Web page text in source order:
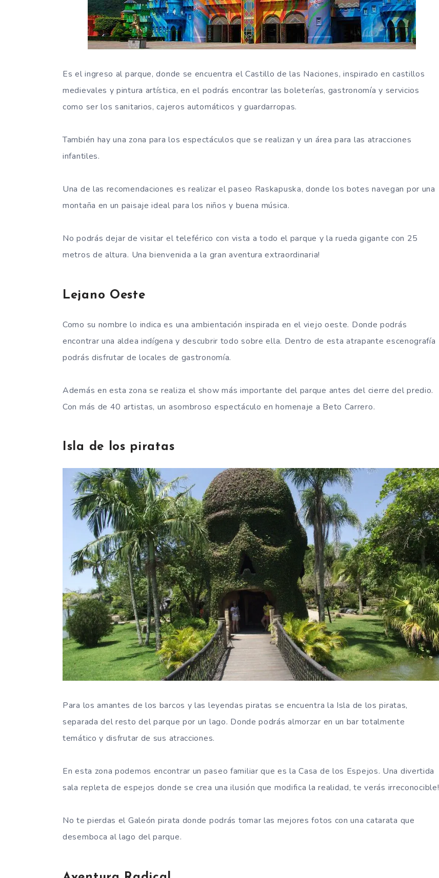
Es el ingreso al parque, donde se encuentra el Castillo de las Naciones, inspirado en castillos
medievales y pintura artística, en el podrás encontrar las boleterías, gastronomía y servicios
como ser los sanitarios, cajeros automáticos y guardarropas.
También hay una zona para los espectáculos que se realizan y un área para las atracciones
infantiles.
Una de las recomendaciones es realizar el paseo Raskapuska, donde los botes navegan por una
montaña en un paisaje ideal para los niños y buena música.
No podrás dejar de visitar el teleférico con vista a todo el parque y la rueda gigante con 25
metros de altura. Una bienvenida a la gran aventura extraordinaria!
Lejano Oeste
Como su nombre lo indica es una ambientación inspirada en el viejo oeste. Donde podrás
encontrar una aldea indígena y descubrir todo sobre ella. Dentro de esta atrapante escenografía
podrás disfrutar de locales de gastronomía.
Además en esta zona se realiza el show más importante del parque antes del cierre del predio.
Con más de 40 artistas, un asombroso espectáculo en homenaje a Beto Carrero.
Isla de los piratas
Para los amantes de los barcos y las leyendas piratas se encuentra la Isla de los piratas,
separada del resto del parque por un lago. Donde podrás almorzar en un bar totalmente
temático y disfrutar de sus atracciones.
En esta zona podemos encontrar un paseo familiar que es la Casa de los Espejos. Una divertida
sala repleta de espejos donde se crea una ilusión que modifica la realidad, te verás irreconocible!
No te pierdas el Galeón pirata donde podrás tomar las mejores fotos con una catarata que
desemboca al lago del parque.